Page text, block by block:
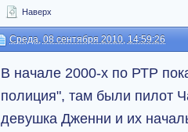
Наверх
Среда, 08 сентября 2010, 14:59:26
В начале 2000-х по РТР
полиция", там были пилот
девушка Дженни и их